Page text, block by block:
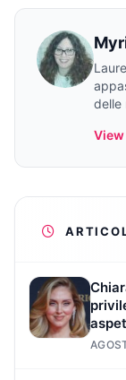
delle